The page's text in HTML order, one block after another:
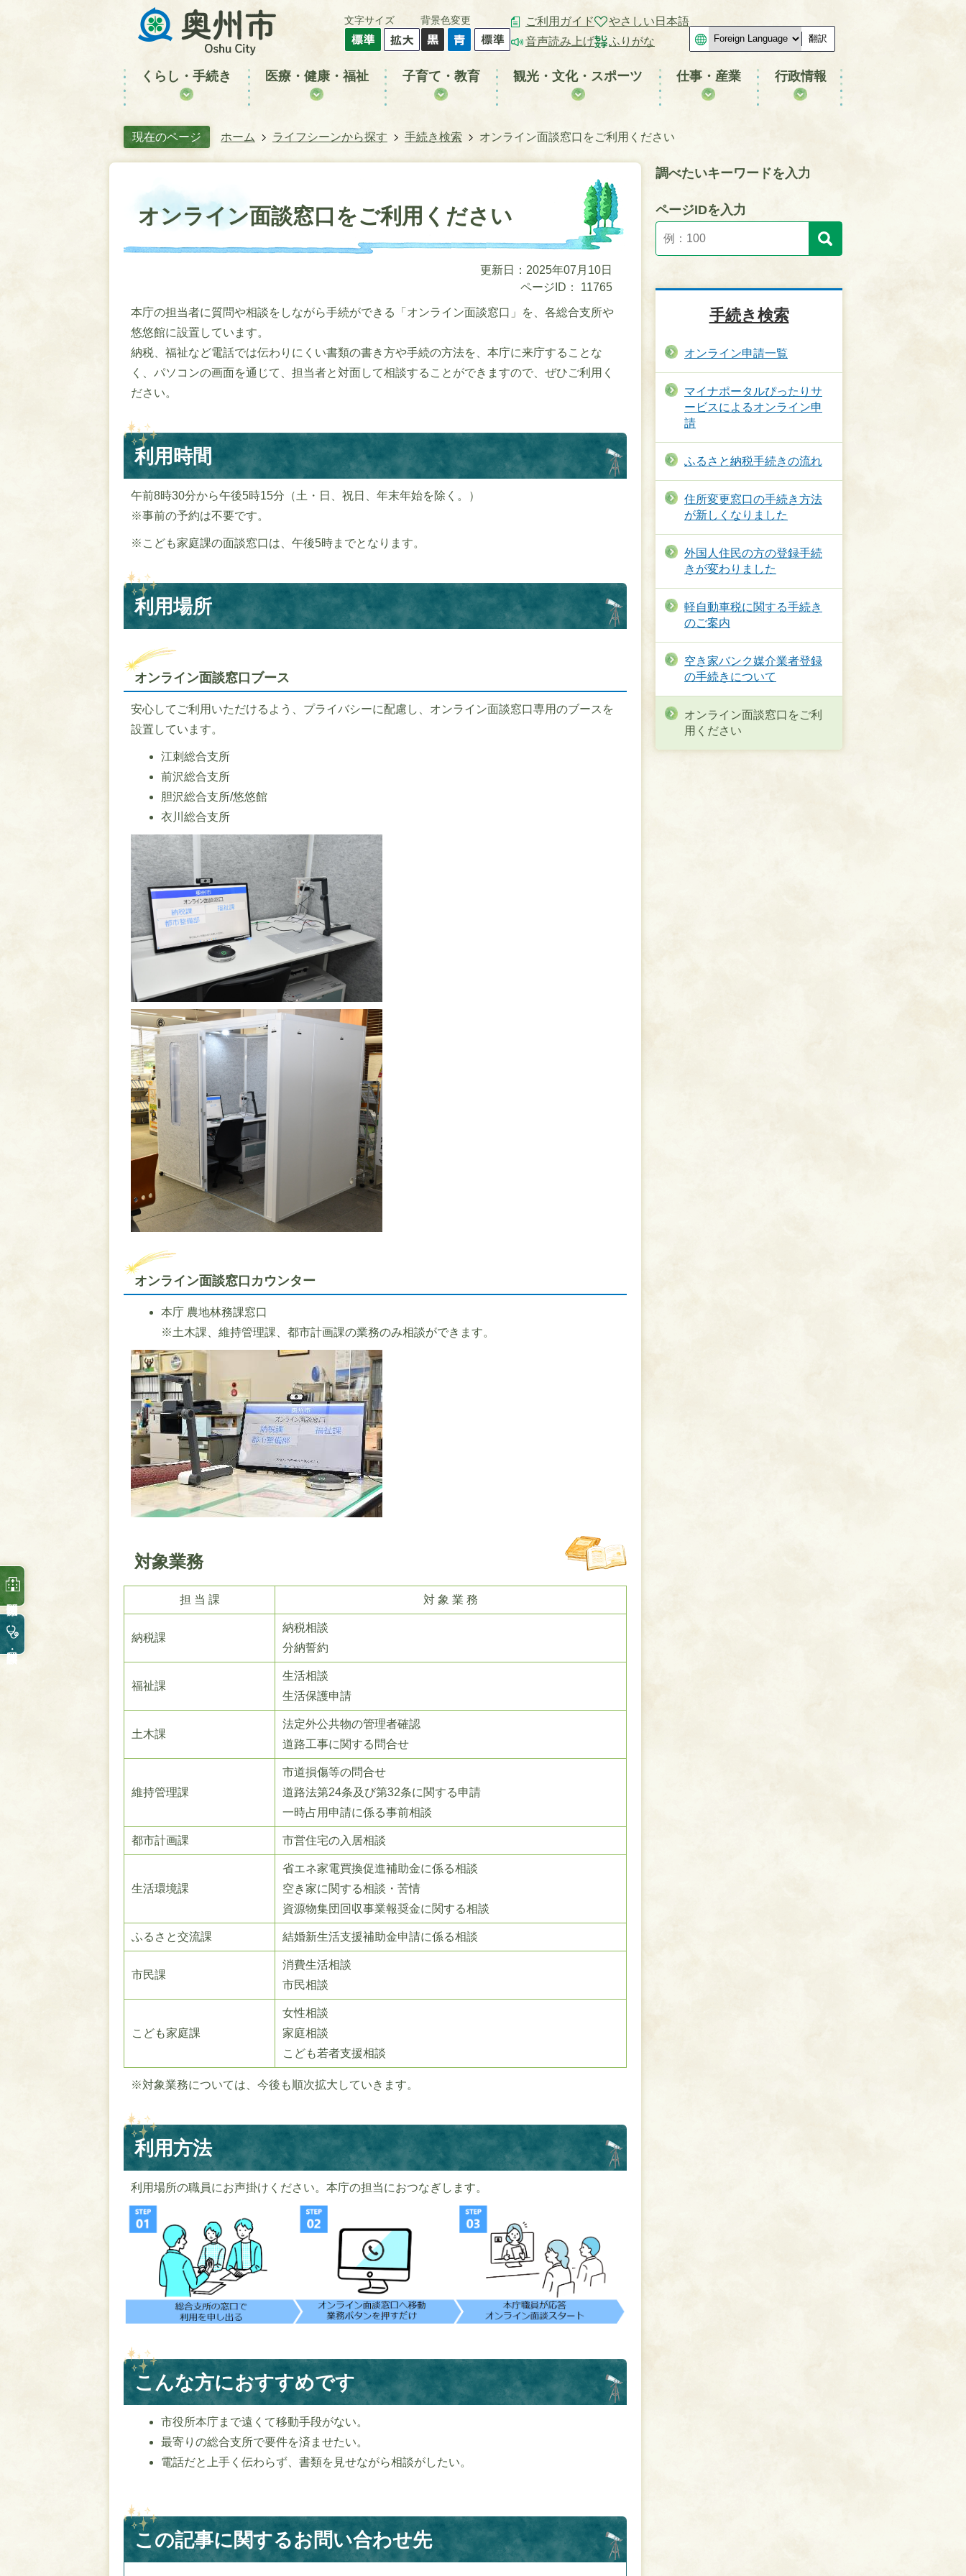
文字サイズ 背景色変更
ご利用ガイド
音声読み上げ
やさしい日本語
ふりがな
翻訳
くらし・手続き 医療・健康・福祉 子育て・教育 観光・文化・スポーツ 仕事・産業 行政情報
現在のページ ホーム ライフシーンから探す 手続き検索 オンライン面談窓口をご利用ください
オンライン面談窓口をご利用ください
更新日：2025年07月10日
ページID：
11765
本庁の担当者に質問や相談をしながら手続ができる「オンライン面談窓口」を、各総合支所や
悠悠館に設置しています。
納税、福祉など電話では伝わりにくい書類の書き方や手続の方法を、本庁に来庁することな
く、パソコンの画面を通じて、担当者と対面して相談することができますので、ぜひご利用く
ださい。
利用時間
午前8時30分から午後5時15分（土・日、祝日、年末年始を除く。）
※事前の予約は不要です。
※こども家庭課の面談窓口は、午後5時までとなります。
利用場所
オンライン面談窓口ブース
安心してご利用いただけるよう、プライバシーに配慮し、オンライン面談窓口専用のブースを
設置しています。
江刺総合支所
前沢総合支所
胆沢総合支所/悠悠館
衣川総合支所
オンライン面談窓口カウンター
本庁 農地林務課窓口
※土木課、維持管理課、都市計画課の業務のみ相談ができます。
対象業務
担 当 課 対 象 業 務
納税課
納税相談
分納誓約
福祉課
生活相談
生活保護申請
土木課
法定外公共物の管理者確認
道路工事に関する問合せ
維持管理課
市道損傷等の問合せ
道路法第24条及び第32条に関する申請
一時占用申請に係る事前相談
都市計画課 市営住宅の入居相談
生活環境課
省エネ家電買換促進補助金に係る相談
空き家に関する相談・苦情
資源物集団回収事業報奨金に関する相談
ふるさと交流課 結婚新生活支援補助金申請に係る相談
市民課
消費生活相談
市民相談
こども家庭課
女性相談
家庭相談
こども若者支援相談
※対象業務については、今後も順次拡大していきます。
利用方法
利用場所の職員にお声掛けください。本庁の担当におつなぎします。
こんな方におすすめです
市役所本庁まで遠くて移動手段がない。
最寄りの総合支所で要件を済ませたい。
電話だと上手く伝わらず、書類を見せながら相談がしたい。
この記事に関するお問い合わせ先
調べたいキーワードを入力
ページIDを入力
手続き検索
オンライン申請一覧
マイナポータルぴったりサ
ービスによるオンライン申
請
ふるさと納税手続きの流れ
住所変更窓口の手続き方法
が新しくなりました
外国人住民の方の登録手続
きが変わりました
軽自動車税に関する手続き
のご案内
空き家バンク媒介業者登録
の手続きについて
オンライン面談窓口をご利
用ください